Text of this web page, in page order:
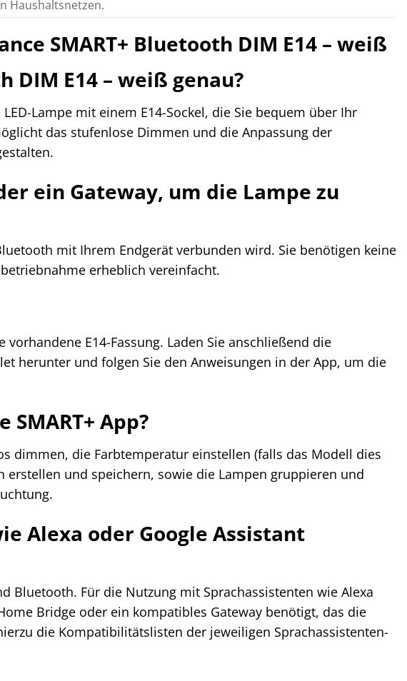
Haushaltsnetzen.
SMART+ Bluetooth DIM E14 – weiß
DIM E14 – weiß genau?
Lampe mit einem E14-Sockel, die Sie bequem über Ihr
das stufenlose Dimmen und die Anpassung der
ein Gateway, um die Lampe zu
mit Ihrem Endgerät verbunden wird. Sie benötigen keine
erheblich vereinfacht.
E14-Fassung. Laden Sie anschließend die
herunter und folgen Sie den Anweisungen in der App, um die
App?
dimmen, die Farbtemperatur einstellen (falls das Modell dies
erstellen und speichern, sowie die Lampen gruppieren und
Alexa oder Google Assistant
Bluetooth. Für die Nutzung mit Sprachassistenten wie Alexa
Bridge oder ein kompatibles Gateway benötigt, das die
die Kompatibilitätslisten der jeweiligen Sprachassistenten-